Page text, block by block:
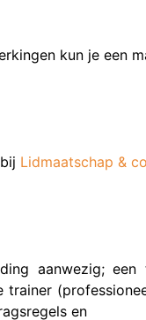
kun je een
Lidmaatschap &
aanwezig;
en